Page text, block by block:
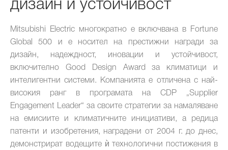
дизайн и устойчивост
Mitsubishi Electric многократно е включвана в Fortune
Global 500 и е носител на престижни награди за
дизайн, надеждност, иновации и устойчивост,
включително Good Design Award за климатици и
интелигентни системи. Компанията е отличена с най-
високия ранг в програмата на CDP „Supplier
Engagement Leader“ за своите стратегии за намаляване
на емисиите и климатичните инициативи, а редица
патенти и изобретения, наградени от 2004 г. до днес,
демонстрират водещите ѝ технологични постижения в